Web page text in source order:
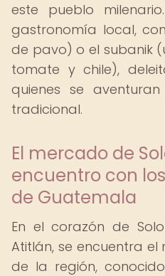
este pueblo
gastronomía local,
de pavo) o el subanik
tomate y chile),
quienes se
tradicional.
El mercado de
encuentro con
de Guatemala
En el corazón de
Atitlán, se encuentra
de la región,